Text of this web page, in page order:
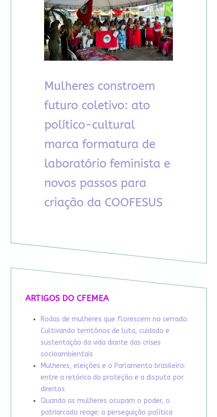
ARTIGOS DO CFEMEA
Rodas de mulheres que florescem no cerrado:
Cultivando territórios de luta, cuidado e
sustentação da vida diante das crises
socioambientais
Mulheres, eleições e o Parlamento brasileiro:
entre a retórica da proteção e a disputa por
direitos
Quando as mulheres ocupam o poder, o
patriarcado reage: a perseguição política